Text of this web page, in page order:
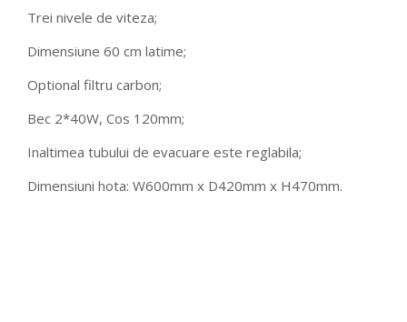
Trei nivele de viteza;
Dimensiune 60 cm latime;
Optional filtru carbon;
Bec 2*40W, Cos 120mm;
Inaltimea tubului de evacuare este reglabila;
Dimensiuni hota: W600mm x D420mm x H470mm.